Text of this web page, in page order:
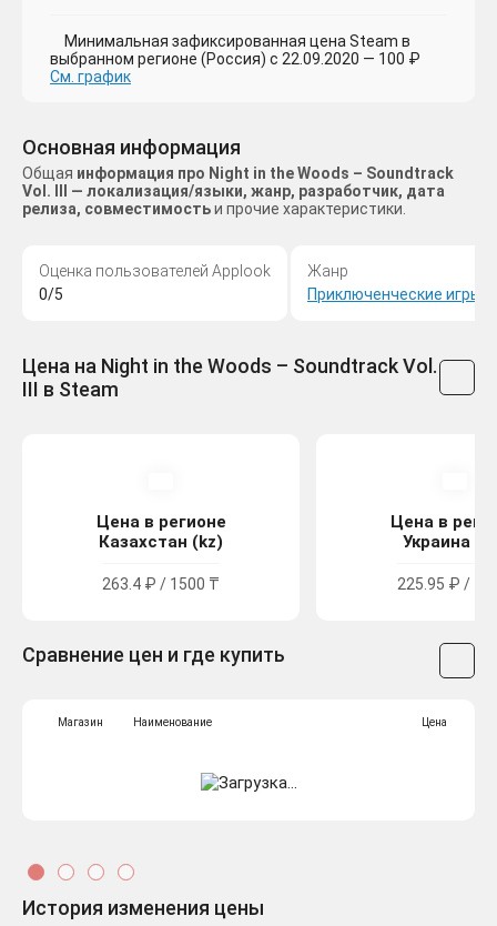
Минимальная зафиксированная цена Steam в
выбранном регионе (Россия) с 22.09.2020 — 100 ₽
См. график
Основная информация
Общая информация про Night in the Woods – Soundtrack
Vol. III — локализация/языки, жанр, разработчик, дата
релиза, совместимостьи прочие характеристики.
Оценка пользователей Applook
0/5
Жанр
Приключенческие игры
Цена на Night in the Woods – Soundtrack Vol.
III в Steam
Цена в регионе
Казахстан (kz)
263.4 ₽ / 1500 ₸
Цена в
Украина
225.95 ₽ /
Сравнение цен и где купить
Магазин Наименование Цена
История изменения цены